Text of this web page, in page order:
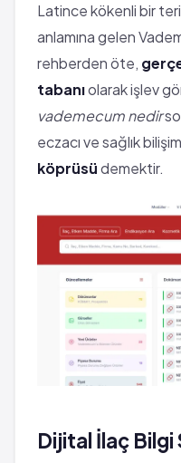
Latince kökenli bir
anlamına gelen
rehberden öte,
tabanıolarak işlev
vademecum nedir
eczacı ve sağlık
köprüsüdemektir.
Dijital İlaç